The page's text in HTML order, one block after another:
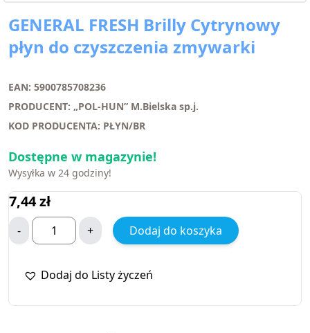
GENERAL FRESH Brilly Cytrynowy
płyn do czyszczenia zmywarki
EAN: 5900785708236
PRODUCENT: „POL-HUN” M.Bielska sp.j.
KOD PRODUCENTA: PŁYN/BR
Dostępne w magazynie!
Wysyłka w 24 godziny!
7,44zł
- + Dodaj do koszyka
Dodaj do Listy życzeń